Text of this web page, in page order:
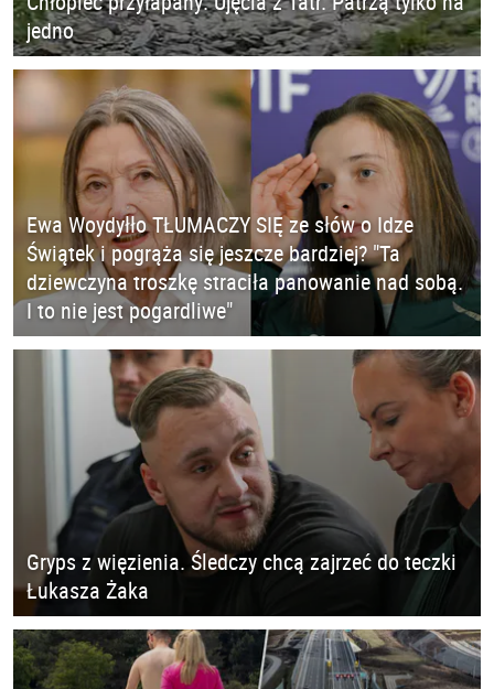
jedno
Ewa Woydyłło TŁUMACZY SIĘ ze słów o Idze
Świątek i pogrąża się jeszcze bardziej? "Ta
dziewczyna troszkę straciła panowanie nad sobą.
I to nie jest pogardliwe"
Gryps z więzienia. Śledczy chcą zajrzeć do teczki
Łukasza Żaka